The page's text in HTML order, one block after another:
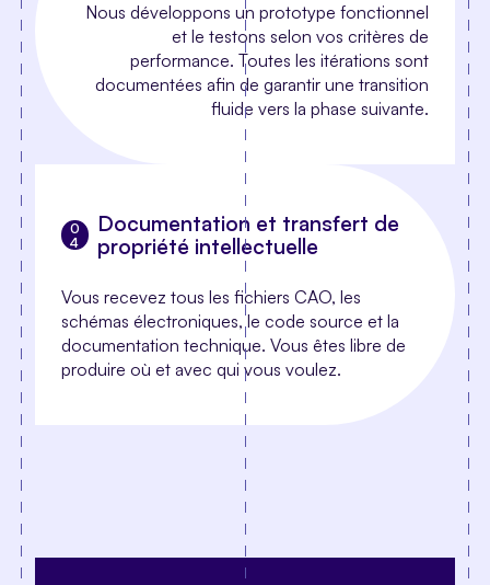
Nous développons un prototype fonctionnel
et le testons selon vos critères de
performance. Toutes les itérations sont
documentées afin de garantir une transition
fluide vers la phase suivante.
Documentation et transfert de
propriété intellectuelle
Vous recevez tous les fichiers CAO, les
schémas électroniques, le code source et la
documentation technique. Vous êtes libre de
produire où et avec qui vous voulez.